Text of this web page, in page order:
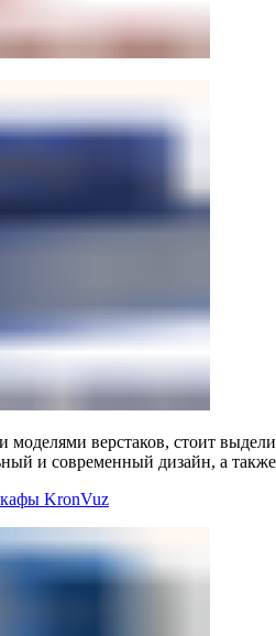
верстаков, стоит
и современный дизайн, а
KronVuz